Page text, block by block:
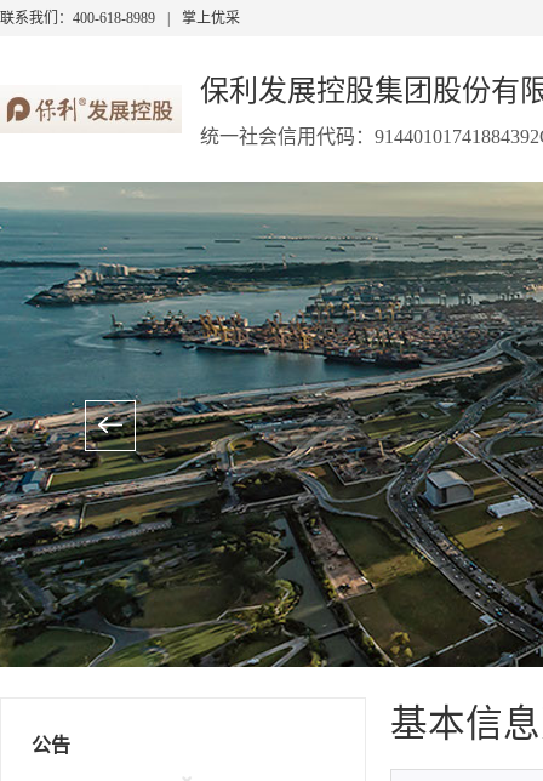
联系我们：400-618-8989 掌上优采
保利发展控股集团股份有
统一社会信用代码：
公告
基本信息